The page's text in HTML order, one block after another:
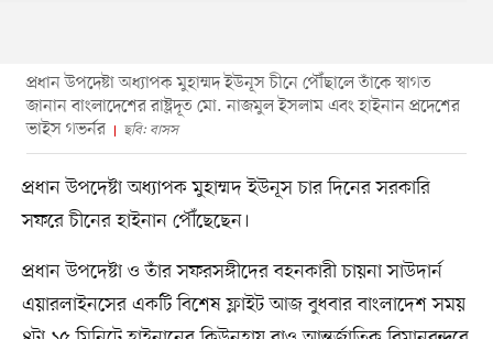
প্রধান উপদেষ্টা অধ্যাপক মুহাম্মদ ইউনূস চীনে পৌঁছালে তাঁকে স্বাগত
জানান বাংলাদেশের রাষ্ট্রদূত মো. নাজমুল ইসলাম এবং হাইনান প্রদেশের
ভাইস গভর্নর
ছবি: বাসস
প্রধান উপদেষ্টা অধ্যাপক মুহাম্মদ ইউনূস চার দিনের সরকারি
সফরে চীনের হাইনান পৌঁছেছেন।
প্রধান উপদেষ্টা ও তাঁর সফরসঙ্গীদের বহনকারী চায়না সাউদার্ন
এয়ারলাইনসের একটি বিশেষ ফ্লাইট আজ বুধবার বাংলাদেশ সময়